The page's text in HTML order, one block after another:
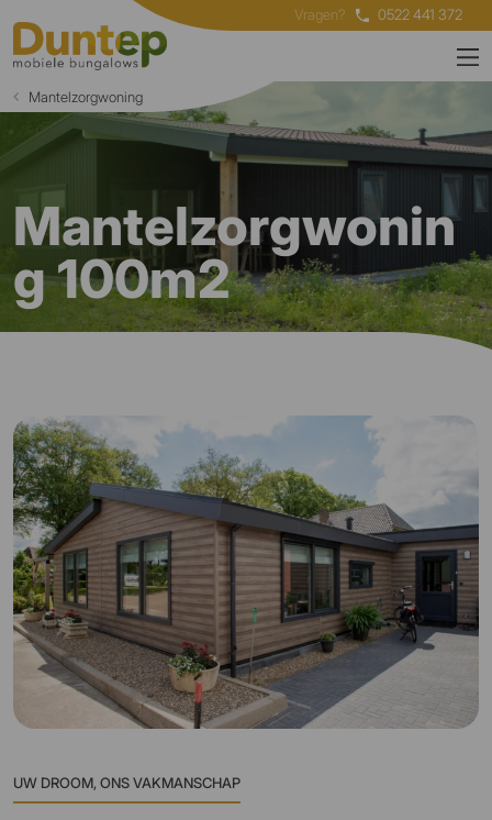
Vragen? 0522 441 372
Mantelzorgwoning
Mantelzorgwonin
g 100m2
UW DROOM, ONS VAKMANSCHAP